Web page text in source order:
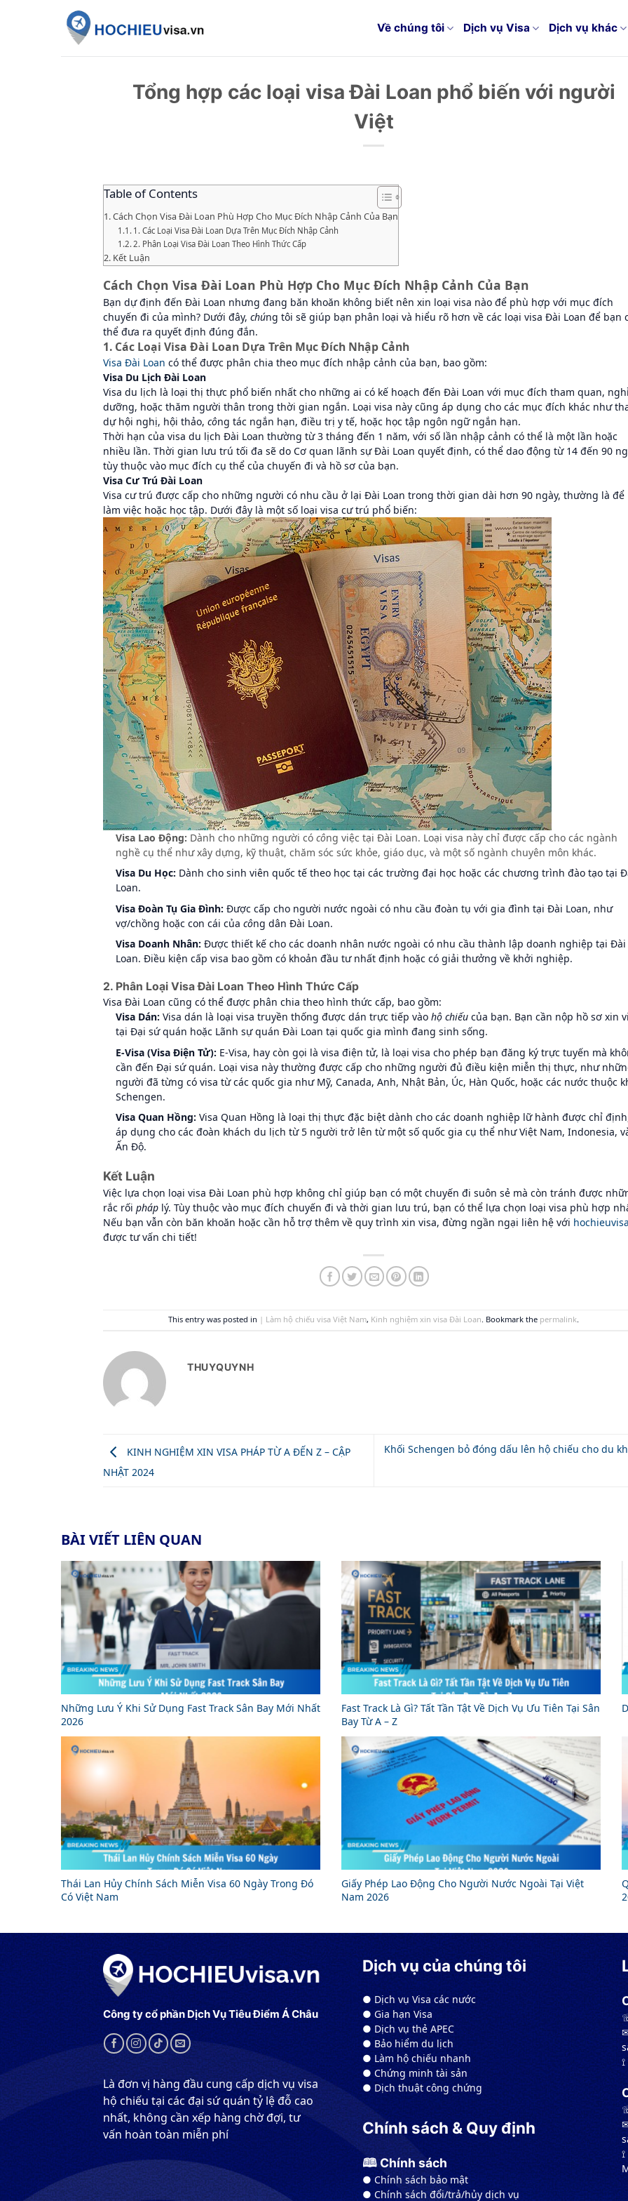
Về chúng tôi Dịch vụ Visa Dịch vụ khác
Tổng hợp các loại visa Đài Loan phổ biến với người
Việt
Table of Contents
Cách Chọn Visa Đài Loan Phù Hợp Cho Mục Đích Nhập Cảnh Của Bạn
1. Các Loại Visa Đài Loan Dựa Trên Mục Đích Nhập Cảnh
2. Phân Loại Visa Đài Loan Theo Hình Thức Cấp
Kết Luận
Cách Chọn Visa Đài Loan Phù Hợp Cho Mục Đích Nhập Cảnh Của Bạn
Bạn dự định đến Đài Loan nhưng đang băn khoăn không biết nên xin loại visa nào để phù hợp với mục đích
chuyến đi của mình? Dưới đây, chúng tôi sẽ giúp bạn phân loại và hiểu rõ hơn về các loại visa Đài Loan để bạn
thể đưa ra quyết định đúng đắn.
1. Các Loại Visa Đài Loan Dựa Trên Mục Đích Nhập Cảnh
Visa Đài Loan có thể được phân chia theo mục đích nhập cảnh của bạn, bao gồm:
Visa Du Lịch Đài Loan
Visa du lịch là loại thị thực phổ biến nhất cho những ai có kế hoạch đến Đài Loan với mục đích tham quan,
dưỡng, hoặc thăm người thân trong thời gian ngắn. Loại visa này cũng áp dụng cho các mục đích khác như
dự hội nghị, hội thảo, công tác ngắn hạn, điều trị y tế, hoặc học tập ngôn ngữ ngắn hạn.
Thời hạn của visa du lịch Đài Loan thường từ 3 tháng đến 1 năm, với số lần nhập cảnh có thể là một lần hoặc
nhiều lần. Thời gian lưu trú tối đa sẽ do Cơ quan lãnh sự Đài Loan quyết định, có thể dao động từ 14 đến 90
tùy thuộc vào mục đích cụ thể của chuyến đi và hồ sơ của bạn.
Visa Cư Trú Đài Loan
Visa cư trú được cấp cho những người có nhu cầu ở lại Đài Loan trong thời gian dài hơn 90 ngày, thường là để
làm việc hoặc học tập. Dưới đây là một số loại visa cư trú phổ biến:
Visa Lao Động: Dành cho những người cócông việc tại Đài Loan. Loại visa này chỉ được cấp cho các ngành
nghề cụ thể như xây dựng, kỹ thuật, chăm sóc sức khỏe, giáo dục, và một số ngành chuyên môn khác.
Visa Du Học: Dành cho sinh viên quốc tế theo học tại các trường đại học hoặc các chương trình đào tạo tại
Loan.
Visa Đoàn Tụ Gia Đình: Được cấp cho người nước ngoài có nhu cầu đoàn tụ với gia đình tại Đài Loan, như
vợ/chồng hoặc con cái củacông dân Đài Loan.
Visa Doanh Nhân: Được thiết kế cho các doanh nhân nước ngoài có nhu cầu thành lập doanh nghiệp tại Đài
Loan. Điều kiện cấp visa bao gồm có khoản đầu tư nhất định hoặc có giải thưởng về khởi nghiệp.
2. Phân Loại Visa Đài Loan Theo Hình Thức Cấp
Visa Đài Loan cũng có thể được phân chia theo hình thức cấp, bao gồm:
Visa Dán:Visa dán là loại visa truyền thống được dán trực tiếp vào hộ chiếucủa bạn. Bạn cần nộp hồ sơ xin
tại Đại sứ quán hoặc Lãnh sự quán Đài Loan tại quốc gia mình đang sinh sống.
E-Visa (Visa Điện Tử): E-Visa, hay còn gọi là visa điện tử, là loại visa cho phép bạn đăng ký trực tuyến mà
cần đến Đại sứ quán. Loại visa này thường được cấp cho những người đủ điều kiện miễn thị thực, như
người đã từng có visa từ các quốc gia như Mỹ, Canada, Anh, Nhật Bản, Úc, Hàn Quốc, hoặc các nước thuộc
Schengen.
Visa Quan Hồng:Visa Quan Hồng là loại thị thực đặc biệt dành cho các doanh nghiệp lữ hành được chỉ
áp dụng cho các đoàn khách du lịch từ 5 người trở lên từ một số quốc gia cụ thể như Việt Nam, Indonesia,
Ấn Độ.
Kết Luận
Việc lựa chọn loại visa Đài Loan phù hợp không chỉ giúp bạn có một chuyến đi suôn sẻ mà còn tránh được
rắc rối pháp lý. Tùy thuộc vào mục đích chuyến đi và thời gian lưu trú, bạn có thể lựa chọn loại visa phù hợp
Nếu bạn vẫn còn băn khoăn hoặc cần hỗ trợ thêm về quy trình xin visa, đừng ngần ngại liên hệ với
được tư vấn chi tiết!
This entry was posted in | Làm hộ chiếu visa Việt Nam, Kinh nghiệm xin visa Đài Loan. Bookmark the permalink.
THUYQUYNH
KINH NGHIỆM XIN VISA PHÁP TỪ A ĐẾN Z – CẬP
NHẬT 2024
Khối Schengen bỏ đóng dấu lên hộ chiếu cho du
BÀI VIẾT LIÊN QUAN
Những Lưu Ý Khi Sử Dụng Fast Track Sân Bay Mới Nhất
2026
Fast Track Là Gì? Tất Tần Tật Về Dịch Vụ Ưu Tiên Tại Sân
Bay Từ A – Z
Thái Lan Hủy Chính Sách Miễn Visa 60 Ngày Trong Đó
Có Việt Nam
Giấy Phép Lao Động Cho Người Nước Ngoài Tại Việt
Nam 2026
Công ty cổ phần Dịch Vụ Tiêu Điểm Á Châu
Là đơn vị hàng đầu cung cấp dịch vụ visa
hộ chiếu tại các đại sứ quán tỷ lệ đỗ cao
nhất, không cần xếp hàng chờ đợi, tư
vấn hoàn toàn miễn phí
Dịch vụ của chúng tôi
● Dịch vụ Visa các nước
● Gia hạn Visa
● Dịch vụ thẻ APEC
● Bảo hiểm du lịch
● Làm hộ chiếu nhanh
● Chứng minh tài sản
● Dịch thuật công chứng
Chính sách & Quy định
🕮 Chính sách
● Chính sách bảo mật
● Chính sách đổi/trả/hủy dịch vụ